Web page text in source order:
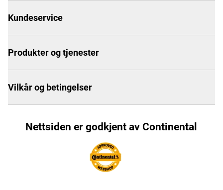
Kundeservice
Produkter og tjenester
Vilkår og betingelser
Nettsiden er godkjent av Continental